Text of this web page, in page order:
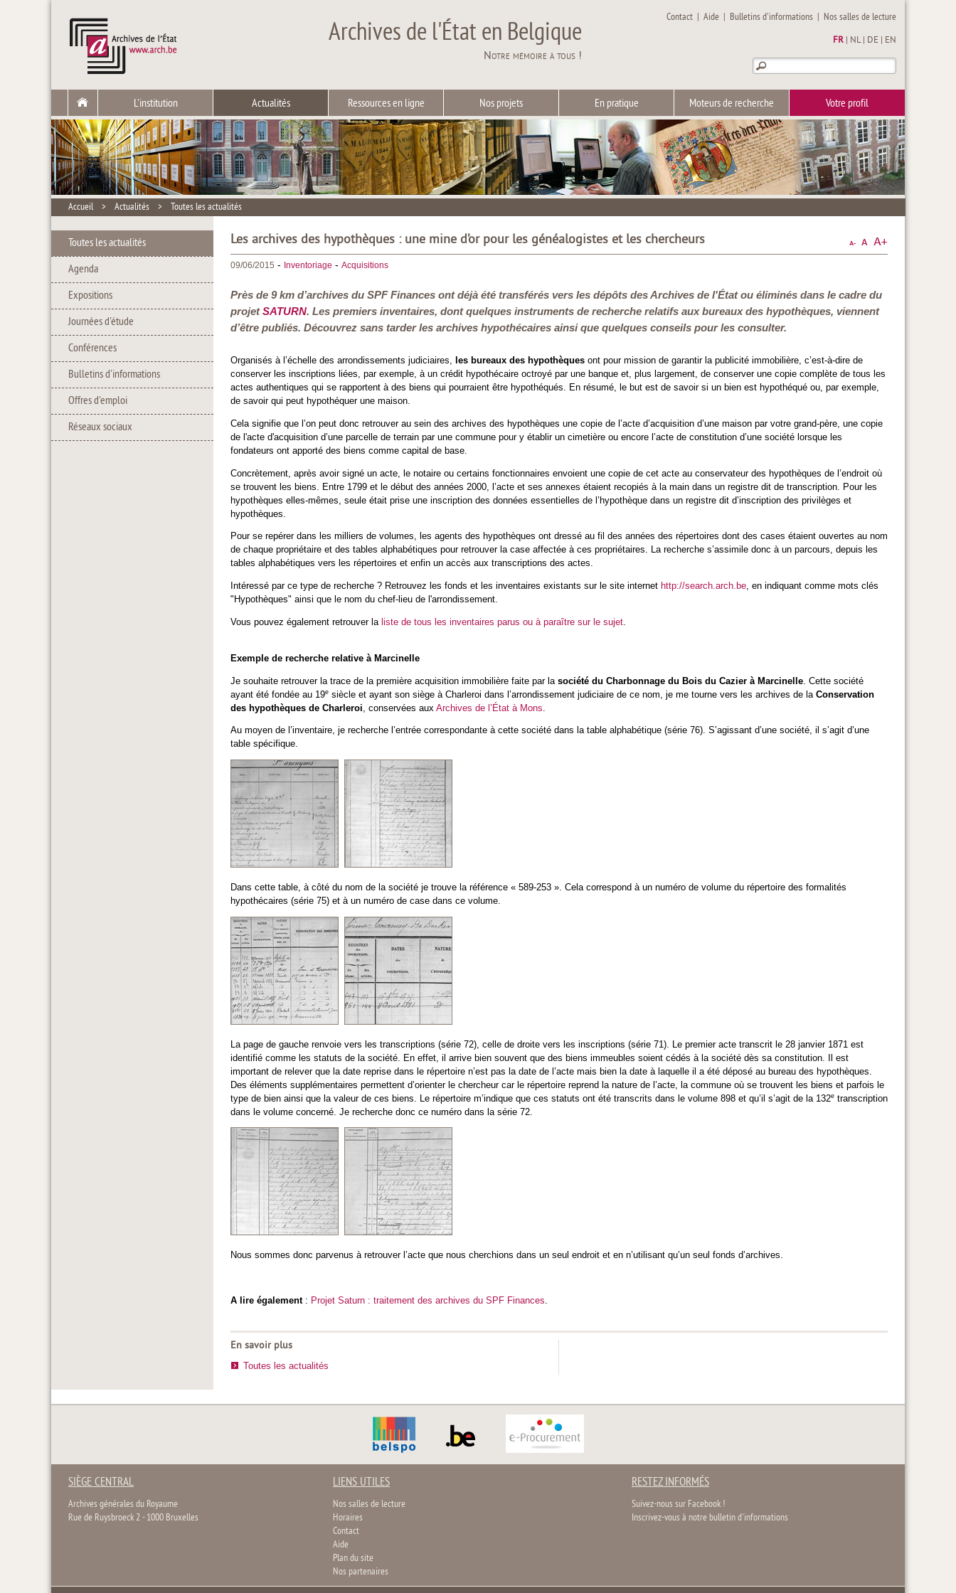
Archives de l'État en Belgique
Notre mémoire à tous !
Contact |Aide | Bulletins d'informations | Nos salles de lecture
FR NL| DE EN
L'institution Actualités Ressources en ligne Nos projets En pratique Moteurs de recherche Votre profil
Accueil > Actualités > Toutes les actualités
Toutes les actualités
Agenda
Expositions
Journées d'étude
Conférences
Bulletins d'informations
Offres d'emploi
Réseaux sociaux
Les archives des hypothèques : une mine d’or pour les généalogistes et les chercheurs
09/06/2015 - Inventoriage - Acquisitions
Près de 9 km d’archives du SPF Finances ont déjà été transférés vers les dépôts des Archives de l'État ou éliminés dans le cadre du
projetSATURN. Les premiers inventaires, dont quelques instruments de recherche relatifs aux bureaux des hypothèques, viennent
d’être publiés. Découvrez sans tarder les archives hypothécaires ainsi que quelques conseils pour les consulter.
Organisés à l’échelle des arrondissements judiciaires, les bureaux des hypothèques ont pour mission de garantir la publicité immobilière, c’est-à-dire de
conserver les inscriptions liées, par exemple, à un crédit hypothécaire octroyé par une banque et, plus largement, de conserver une copie complète de tous les
actes authentiques qui se rapportent à des biens qui pourraient être hypothéqués. En résumé, le but est de savoir si un bien est hypothéqué ou, par exemple,
de savoir qui peut hypothéquer une maison.
Cela signifie que l’on peut donc retrouver au sein des archives des hypothèques une copie de l’acte d’acquisition d’une maison par votre grand-père, une copie
de l'acte d'acquisition d’une parcelle de terrain par une commune pour y établir un cimetière ou encore l’acte de constitution d’une société lorsque les
fondateurs ont apporté des biens comme capital de base.
Concrètement, après avoir signé un acte, le notaire ou certains fonctionnaires envoient une copie de cet acte au conservateur des hypothèques de l’endroit où
se trouvent les biens. Entre 1799 et le début des années 2000, l’acte et ses annexes étaient recopiés à la main dans un registre dit de transcription. Pour les
hypothèques elles-mêmes, seule était prise une inscription des données essentielles de l’hypothèque dans un registre dit d’inscription des privilèges et
hypothèques.
Pour se repérer dans les milliers de volumes, les agents des hypothèques ont dressé au fil des années des répertoires dont des cases étaient ouvertes au nom
de chaque propriétaire et des tables alphabétiques pour retrouver la case affectée à ces propriétaires. La recherche s’assimile donc à un parcours, depuis les
tables alphabétiques vers les répertoires et enfin un accès aux transcriptions des actes.
Intéressé par ce type de recherche ? Retrouvez les fonds et les inventaires existants sur le site internet http://search.arch.be, en indiquant comme mots clés
"Hypothèques" ainsi que le nom du chef-lieu de l'arrondissement.
Vous pouvez également retrouver la liste de tous les inventaires parus ou à paraître sur le sujet
Exemple de recherche relative à Marcinelle
Je souhaite retrouver la trace de la première acquisition immobilière faite par la société du Charbonnage du Bois du Cazier à Marcinelle . Cette société
ayant été fondée au 19e siècle et ayant son siège à Charleroi dans l’arrondissement judiciaire de ce nom, je me tourne vers les archives de la Conservation
des hypothèques de Charleroi , conservées aux Archives de l’État à Mons
Au moyen de l’inventaire, je recherche l’entrée correspondante à cette société dans la table alphabétique (série 76). S’agissant d’une société, il s’agit d’une
table spécifique.
Dans cette table, à côté du nom de la société je trouve la référence « 589-253 ». Cela correspond à un numéro de volume du répertoire des formalités
hypothécaires (série 75) et à un numéro de case dans ce volume.
La page de gauche renvoie vers les transcriptions (série 72), celle de droite vers les inscriptions (série 71). Le premier acte transcrit le 28 janvier 1871 est
identifié comme les statuts de la société. En effet, il arrive bien souvent que des biens immeubles soient cédés à la société dès sa constitution. Il est
important de relever que la date reprise dans le répertoire n’est pas la date de l’acte mais bien la date à laquelle il a été déposé au bureau des hypothèques.
Des éléments supplémentaires permettent d’orienter le chercheur car le répertoire reprend la nature de l’acte, la commune où se trouvent les biens et parfois le
type de bien ainsi que la valeur de ces biens. Le répertoire m’indique que ces statuts ont été transcrits dans le volume 898 et qu’il s’agit de la 132e transcription
dans le volume concerné. Je recherche donc ce numéro dans la série 72.
Nous sommes donc parvenus à retrouver l’acte que nous cherchions dans un seul endroit et en n’utilisant qu’un seul fonds d’archives.
A lire également : Projet Saturn : traitement des archives du SPF Finances
En savoir plus
Toutes les actualités
SIÈGE CENTRAL
Archives générales du Royaume
Rue de Ruysbroeck 2 - 1000 Bruxelles
LIENS UTILES
Nos salles de lecture
Horaires
Contact
Aide
Plan du site
Nos partenaires
RESTEZ INFORMÉS
Suivez-nous sur Facebook !
Inscrivez-vous à notre bulletin d'informations